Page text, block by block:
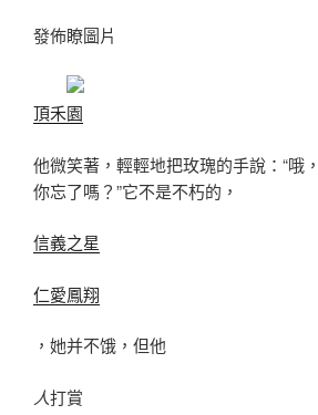
發佈瞭圖片
頂禾園
他微笑著，輕輕地把玫瑰的手說：“哦
你忘了嗎？”它不是不朽的，
信義之星
仁愛鳳翔
，她并不饿，但他
人打賞